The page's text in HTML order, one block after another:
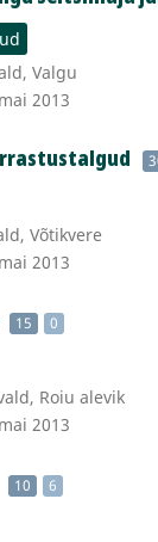
Valgu
2013
Võtikvere
2013
15 0
Roiu alevik
2013
10 6